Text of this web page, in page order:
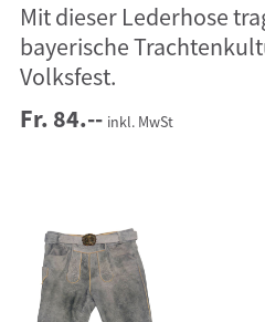
Mit dieser Lederhose
bayerische
Volksfest.
Fr. 84.-- inkl. MwSt